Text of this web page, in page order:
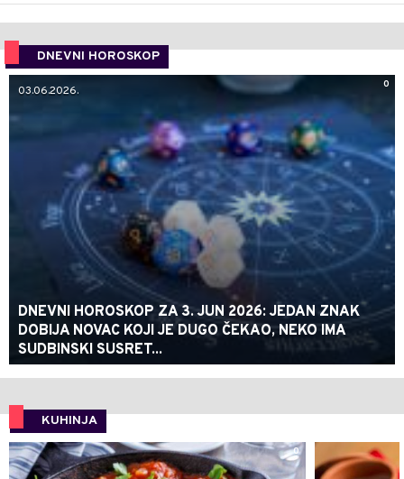
DNEVNI HOROSKOP
0
03.06.2026.
DNEVNI HOROSKOP ZA 3. JUN 2026: JEDAN ZNAK
DOBIJA NOVAC KOJI JE DUGO ČEKAO, NEKO IMA
SUDBINSKI SUSRET...
KUHINJA
0